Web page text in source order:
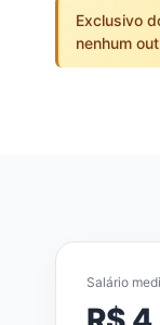
Exclusivo
nenhum
Salário